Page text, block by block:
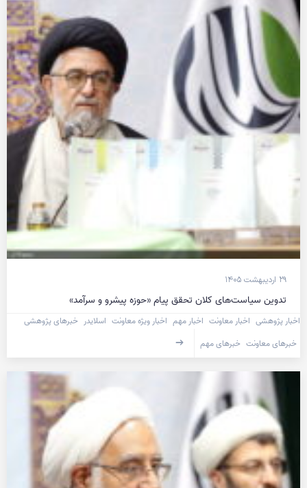
۲۹ اردیبهشت ۱۴۰۵
تدوین سیاست‌های کلان تحقق پیام «حوزه پیشرو و سرآمد»
اخبار پژوهشی اخبار معاونت اخبار مهم اخبار ویژه معاونت اسلایدر خبرهای پژوهشی
خبرهای معاونت خبرهای مهم